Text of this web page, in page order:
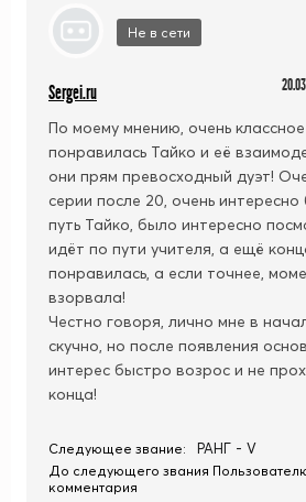
Не в сети
Sergei.ru
По моему мнению, очень
понравилась Тайко и её
они прям превосходный дуэт!
серии после 20, очень
путь Тайко, было интересно
идёт по пути учителя, а ещё
понравилась, а если точнее,
взорвала!
Честно говоря, лично мне в
скучно, но после появления
интерес быстро возрос и не
конца!
Следующее звание: РАНГ - V
До следующего звания
комментария